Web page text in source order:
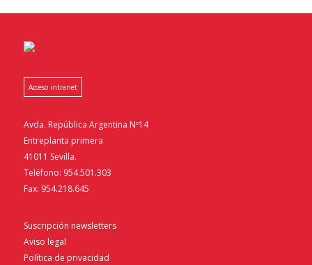
Acceso intranet
Avda. República Argentina Nº14
Entreplanta primera
41011 Sevilla.
Teléfono: 954.501.303
Fax: 954.218.645
Suscripción newsletters
Aviso legal
Política de privacidad